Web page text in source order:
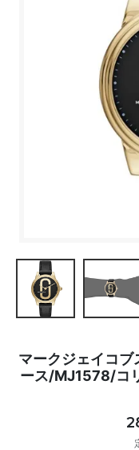
マークジェイコ
ース/MJ1578/コ